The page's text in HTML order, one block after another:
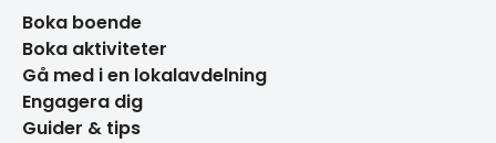
Boka boende
Boka aktiviteter
Gå med i en lokalavdelning
Engagera dig
Guider & tips